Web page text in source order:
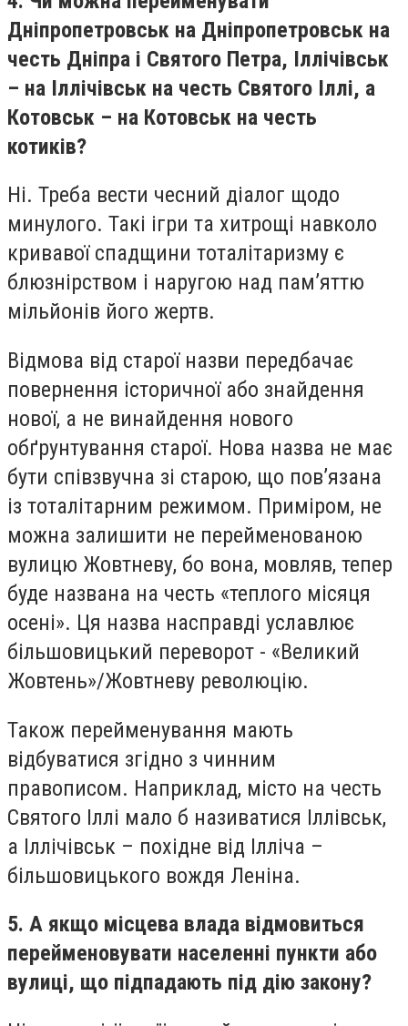
Дніпропетровськ на Дніпропетровськ на
честь Дніпра і Святого Петра, Іллічівськ
– на Іллічівськ на честь Святого Іллі, а
Котовськ – на Котовськ на честь
котиків?
Ні. Треба вести чесний діалог щодо
минулого. Такі ігри та хитрощі навколо
кривавої спадщини тоталітаризму є
блюзнірством і наругою над пам’яттю
мільйонів його жертв.
Відмова від старої назви передбачає
повернення історичної або знайдення
нової, а не винайдення нового
обґрунтування старої. Нова назва не має
бути співзвучна зі старою, що пов’язана
із тоталітарним режимом. Приміром, не
можна залишити не перейменованою
вулицю Жовтневу, бо вона, мовляв, тепер
буде названа на честь «теплого місяця
осені». Ця назва насправді уславлює
більшовицький переворот - «Великий
Жовтень»/Жовтневу революцію.
Також перейменування мають
відбуватися згідно з чинним
правописом. Наприклад, місто на честь
Cвятого Іллі мало б називатися Іллівськ,
а Іллічівськ – похідне від Ілліча –
більшовицького вождя Леніна.
5. А якщо місцева влада відмовиться
перейменовувати населенні пункти або
вулиці, що підпадають під дію закону?